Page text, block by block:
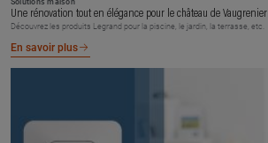
Solutions maison
Une rénovation tout en élégance pour le château de Vaugrenier
Découvrez les produits Legrand pour la piscine, le jardin, la terrasse, etc.
En savoir plus